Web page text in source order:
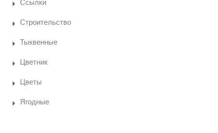
Ссылки
Строительство
Тыквенные
Цветник
Цветы
Ягодные